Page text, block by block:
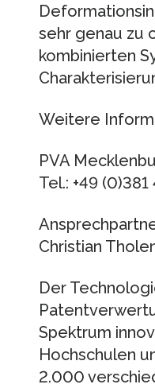
sehr genau zu
kombinierten
Weitere
PVA
Tel.: +49
Christian
Der
Spektrum
Hochschulen
2.000